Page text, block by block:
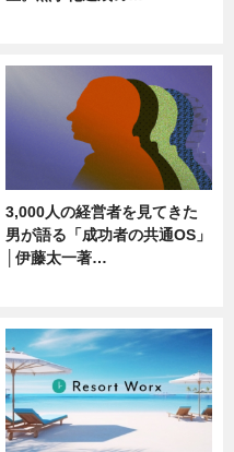
3,000人の経営者を見てきた
男が語る「成功者の共通OS」
│伊藤太一著…